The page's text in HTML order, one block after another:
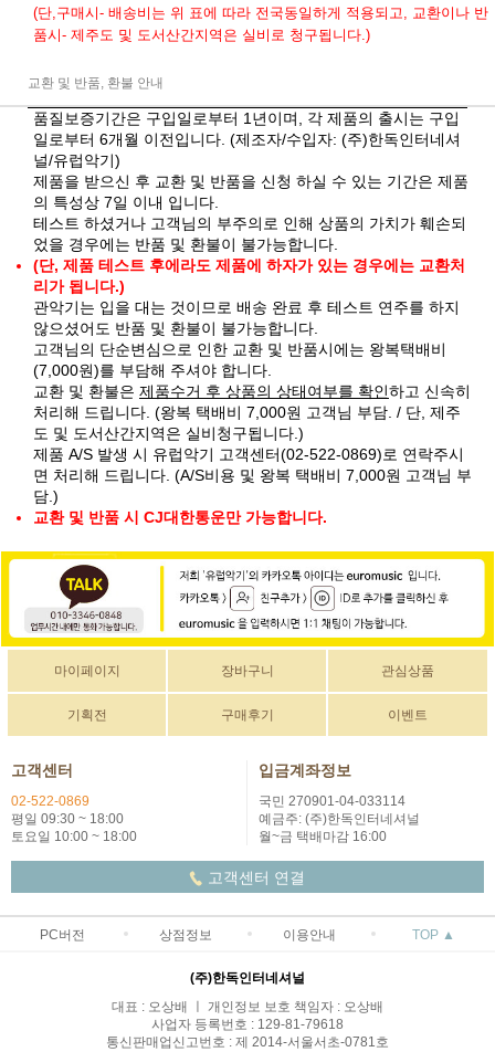
(단,구매시- 배송비는 위 표에 따라 전국동일하게 적용되고, 교환이나 반
품시- 제주도 및 도서산간지역은 실비로 청구됩니다.)
교환 및 반품, 환불 안내
품질보증기간은 구입일로부터 1년이며, 각 제품의 출시는 구입
일로부터 6개월 이전입니다. (제조자/수입자: (주)한독인터네셔
널/유럽악기)
제품을 받으신 후 교환 및 반품을 신청 하실 수 있는 기간은 제품
의 특성상 7일 이내 입니다.
테스트 하셨거나 고객님의 부주의로 인해 상품의 가치가 훼손되
었을 경우에는 반품 및 환불이 불가능합니다.
(단, 제품 테스트 후에라도 제품에 하자가 있는 경우에는 교환처
리가 됩니다.)
관악기는 입을 대는 것이므로 배송 완료 후 테스트 연주를 하지
않으셨어도 반품 및 환불이 불가능합니다.
고객님의 단순변심으로 인한 교환 및 반품시에는 왕복택배비
(7,000원)를 부담해 주셔야 합니다.
교환 및 환불은 제품수거 후 상품의 상태여부를 확인하고 신속히
처리해 드립니다. (왕복 택배비 7,000원 고객님 부담. / 단, 제주
도 및 도서산간지역은 실비청구됩니다.)
제품 A/S 발생 시 유럽악기 고객센터(02-522-0869)로 연락주시
면 처리해 드립니다. (A/S비용 및 왕복 택배비 7,000원 고객님 부
담.)
교환 및 반품 시 CJ대한통운만 가능합니다.
마이페이지 장바구니 관심상품
기획전 구매후기 이벤트
고객센터
02-522-0869
평일 09:30 ~ 18:00
토요일 10:00 ~ 18:00
입금계좌정보
국민 270901-04-033114
예금주: (주)한독인터네셔널
월~금 택배마감 16:00
고객센터 연결
PC버전 상점정보 이용안내 TOP ▲
(주)한독인터네셔널
대표 : 오상배 ㅣ 개인정보 보호 책임자 : 오상배
사업자 등록번호 : 129-81-79618
통신판매업신고번호 : 제 2014-서울서초-0781호